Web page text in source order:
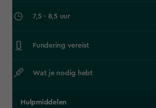
7,5 - 8,5 uur
Fundering vereist
Wat je nodig hebt
Hulpmiddelen